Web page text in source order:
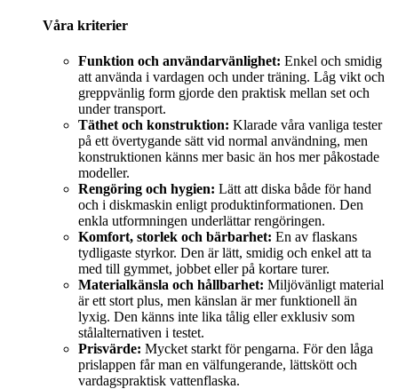
Våra kriterier
Funktion och användarvänlighet: Enkel och smidig
att använda i vardagen och under träning. Låg vikt och
greppvänlig form gjorde den praktisk mellan set och
under transport.
Täthet och konstruktion: Klarade våra vanliga tester
på ett övertygande sätt vid normal användning, men
konstruktionen känns mer basic än hos mer påkostade
modeller.
Rengöring och hygien: Lätt att diska både för hand
och i diskmaskin enligt produktinformationen. Den
enkla utformningen underlättar rengöringen.
Komfort, storlek och bärbarhet: En av flaskans
tydligaste styrkor. Den är lätt, smidig och enkel att ta
med till gymmet, jobbet eller på kortare turer.
Materialkänsla och hållbarhet: Miljövänligt material
är ett stort plus, men känslan är mer funktionell än
lyxig. Den känns inte lika tålig eller exklusiv som
stålalternativen i testet.
Prisvärde: Mycket starkt för pengarna. För den låga
prislappen får man en välfungerande, lättskött och
vardagspraktisk vattenflaska.